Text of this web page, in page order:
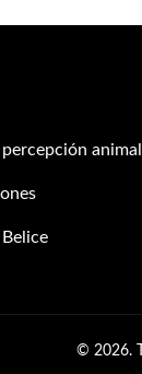
animal
© 2026.